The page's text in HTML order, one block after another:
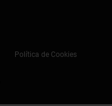
Política de Cookies